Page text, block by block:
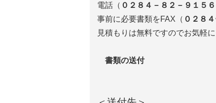
電話（ ０２８４－８２－９１５６
事前に必要書類をFAX（ ０２８
見積もりは無料ですのでお気軽に
書類の送付